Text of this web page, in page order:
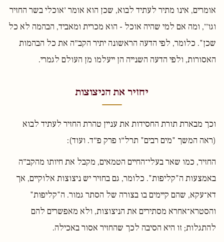
אומרים, אינו מתיר לעתיד לבוא, שכן הוא אומר ׳אוכלי בשר החזיר
וגו׳׳, ומה אם למי שהיה אוכל - הוא מכרית ומאביד, הבהמה לא כל
שכן". כלומר, לפי הדעה הראשונה יתיר הקב״ה את כל הבהמות
האסורות, ולפי הדעה השנייה הן ייעלמו מן העולם לגמרי.
יחזיר את הניצוצות
וכך מבארת תורת החסידות את עניין טהרת החזיר לעתיד לבוא
(ראה המשך "מים רבים" תרל״ו פרק פ״ד. ועוד):
החזיר, כמו שאר בעלי־החיים הטמאים, מקבל את חיותו מהקב״ה
באמצעות ה"קליפות". כלומר, גם בחזיר יש ניצוצות אלוקיים, אך
דא־עקא, שהם קיימים בו בצורה של הסתר גמור. ה"קליפות"
והסטרא־אחרא מסתירים את הניצוצות, ולא מאפשרים להם
להתגלות; זו היא הסיבה לכך שהחזיר אסור באכילה.